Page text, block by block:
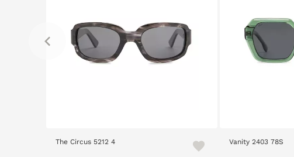
The Circus 5212 4 Vanity 2403 78S